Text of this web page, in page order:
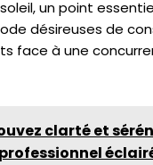
un point
désireuses de
face à une
clarté et